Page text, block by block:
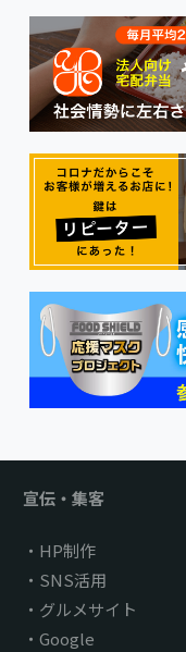
宣伝・集客
HP制作
SNS活用
グルメサイト
Google